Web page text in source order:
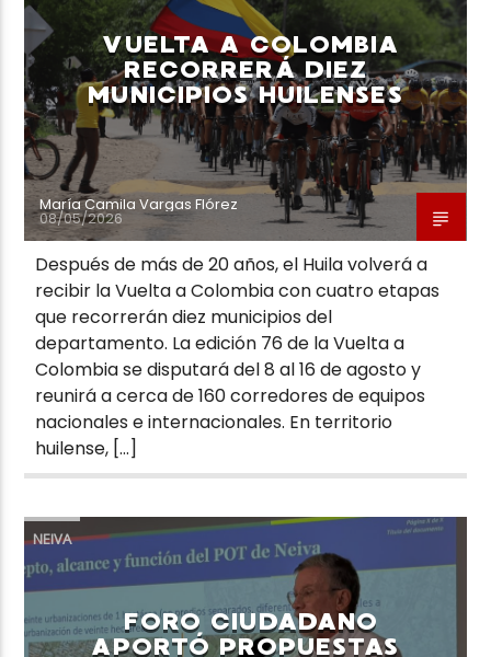
VUELTA A COLOMBIA
RECORRERÁ DIEZ
MUNICIPIOS HUILENSES
María Camila Vargas Flórez
08/05/2026
Después de más de 20 años, el Huila volverá a
recibir la Vuelta a Colombia con cuatro etapas
que recorrerán diez municipios del
departamento. La edición 76 de la Vuelta a
Colombia se disputará del 8 al 16 de agosto y
reunirá a cerca de 160 corredores de equipos
nacionales e internacionales. En territorio
huilense, […]
NEIVA
FORO CIUDADANO
APORTÓ PROPUESTAS